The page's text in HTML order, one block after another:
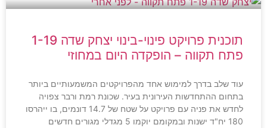
תוכנית פרויקט פינוי-בינוי יצחק שדה 1-19
פתח תקווה – הופקדה היום במחוזי
עוד שלב בדרך למימוש אחד מהפרויקטים המשמעותיים ביותר
בתחום ההתחדשות העירונית בעיר. שכונת רמת ורבר צפויה
לחדש את פניה עם פרויקט על שטח של 14.7 דונמים, בו ייהרסו
180 יח"ד ישנות ובמקומם יוקמו 5 מגדלי מגורים חדשים